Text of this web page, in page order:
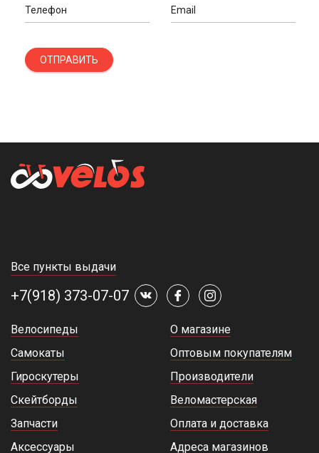
Телефон Email
ОТПРАВИТЬ
Все пункты выдачи
+7(918) 373-07-07
Велосипеды
Самокаты
Гироскутеры
Скейтборды
Запчасти
Аксессуары
О магазине
Оптовым покупателям
Производители
Веломастерская
Оплата и доставка
Адреса магазинов